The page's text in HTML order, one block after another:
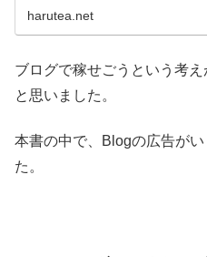
harutea.net
ブログで稼せごうという考
と思いました。
本書の中で、Blogの広告が
た。